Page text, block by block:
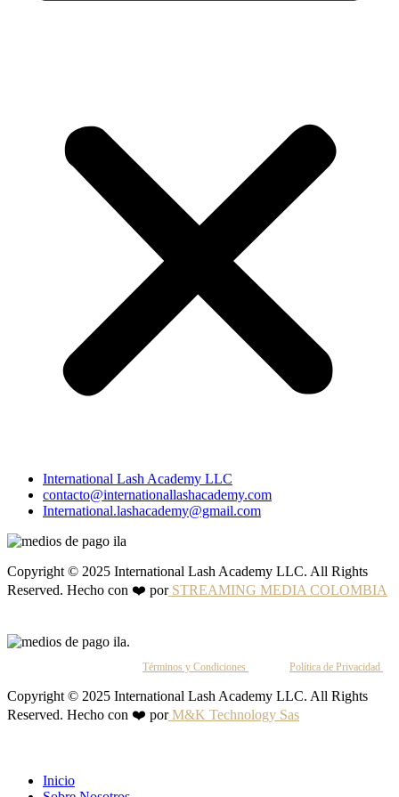
International Lash Academy LLC
contacto@internationallashacademy.com
International.lashacademy@gmail.com
Copyright © 2025 International Lash Academy LLC. All Rights
Reserved. Hecho con ❤️ porSTREAMING MEDIA COLOMBIA
Términos y Condiciones Política de Privacidad
Copyright © 2025 International Lash Academy LLC. All Rights
Reserved. Hecho con ❤️ porM&K Technology Sas
Inicio